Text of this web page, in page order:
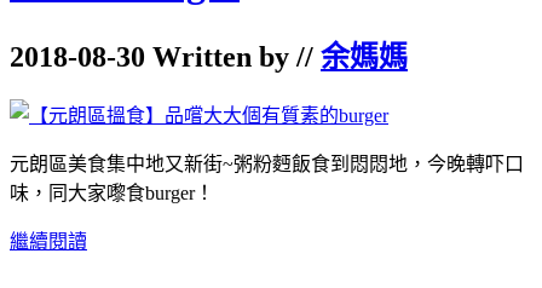
2018-08-30 Written by // 余媽媽
元朗區美食集中地又新街~粥粉麪飯食到悶悶地， 今晚轉吓口
味， 同大家嚟食burger！
繼續閱讀